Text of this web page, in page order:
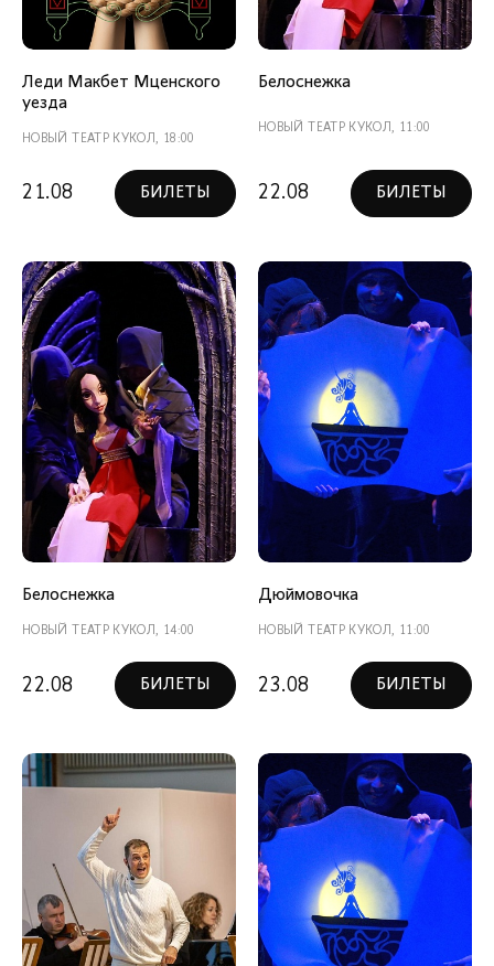
Леди Макбет Мценского
уезда
НОВЫЙ ТЕАТР КУКОЛ, 18:00
21.08 БИЛЕТЫ
Белоснежка
НОВЫЙ ТЕАТР КУКОЛ, 11:00
22.08 БИЛЕТЫ
Белоснежка
НОВЫЙ ТЕАТР КУКОЛ, 14:00
22.08 БИЛЕТЫ
Дюймовочка
НОВЫЙ ТЕАТР КУКОЛ, 11:00
23.08 БИЛЕТЫ